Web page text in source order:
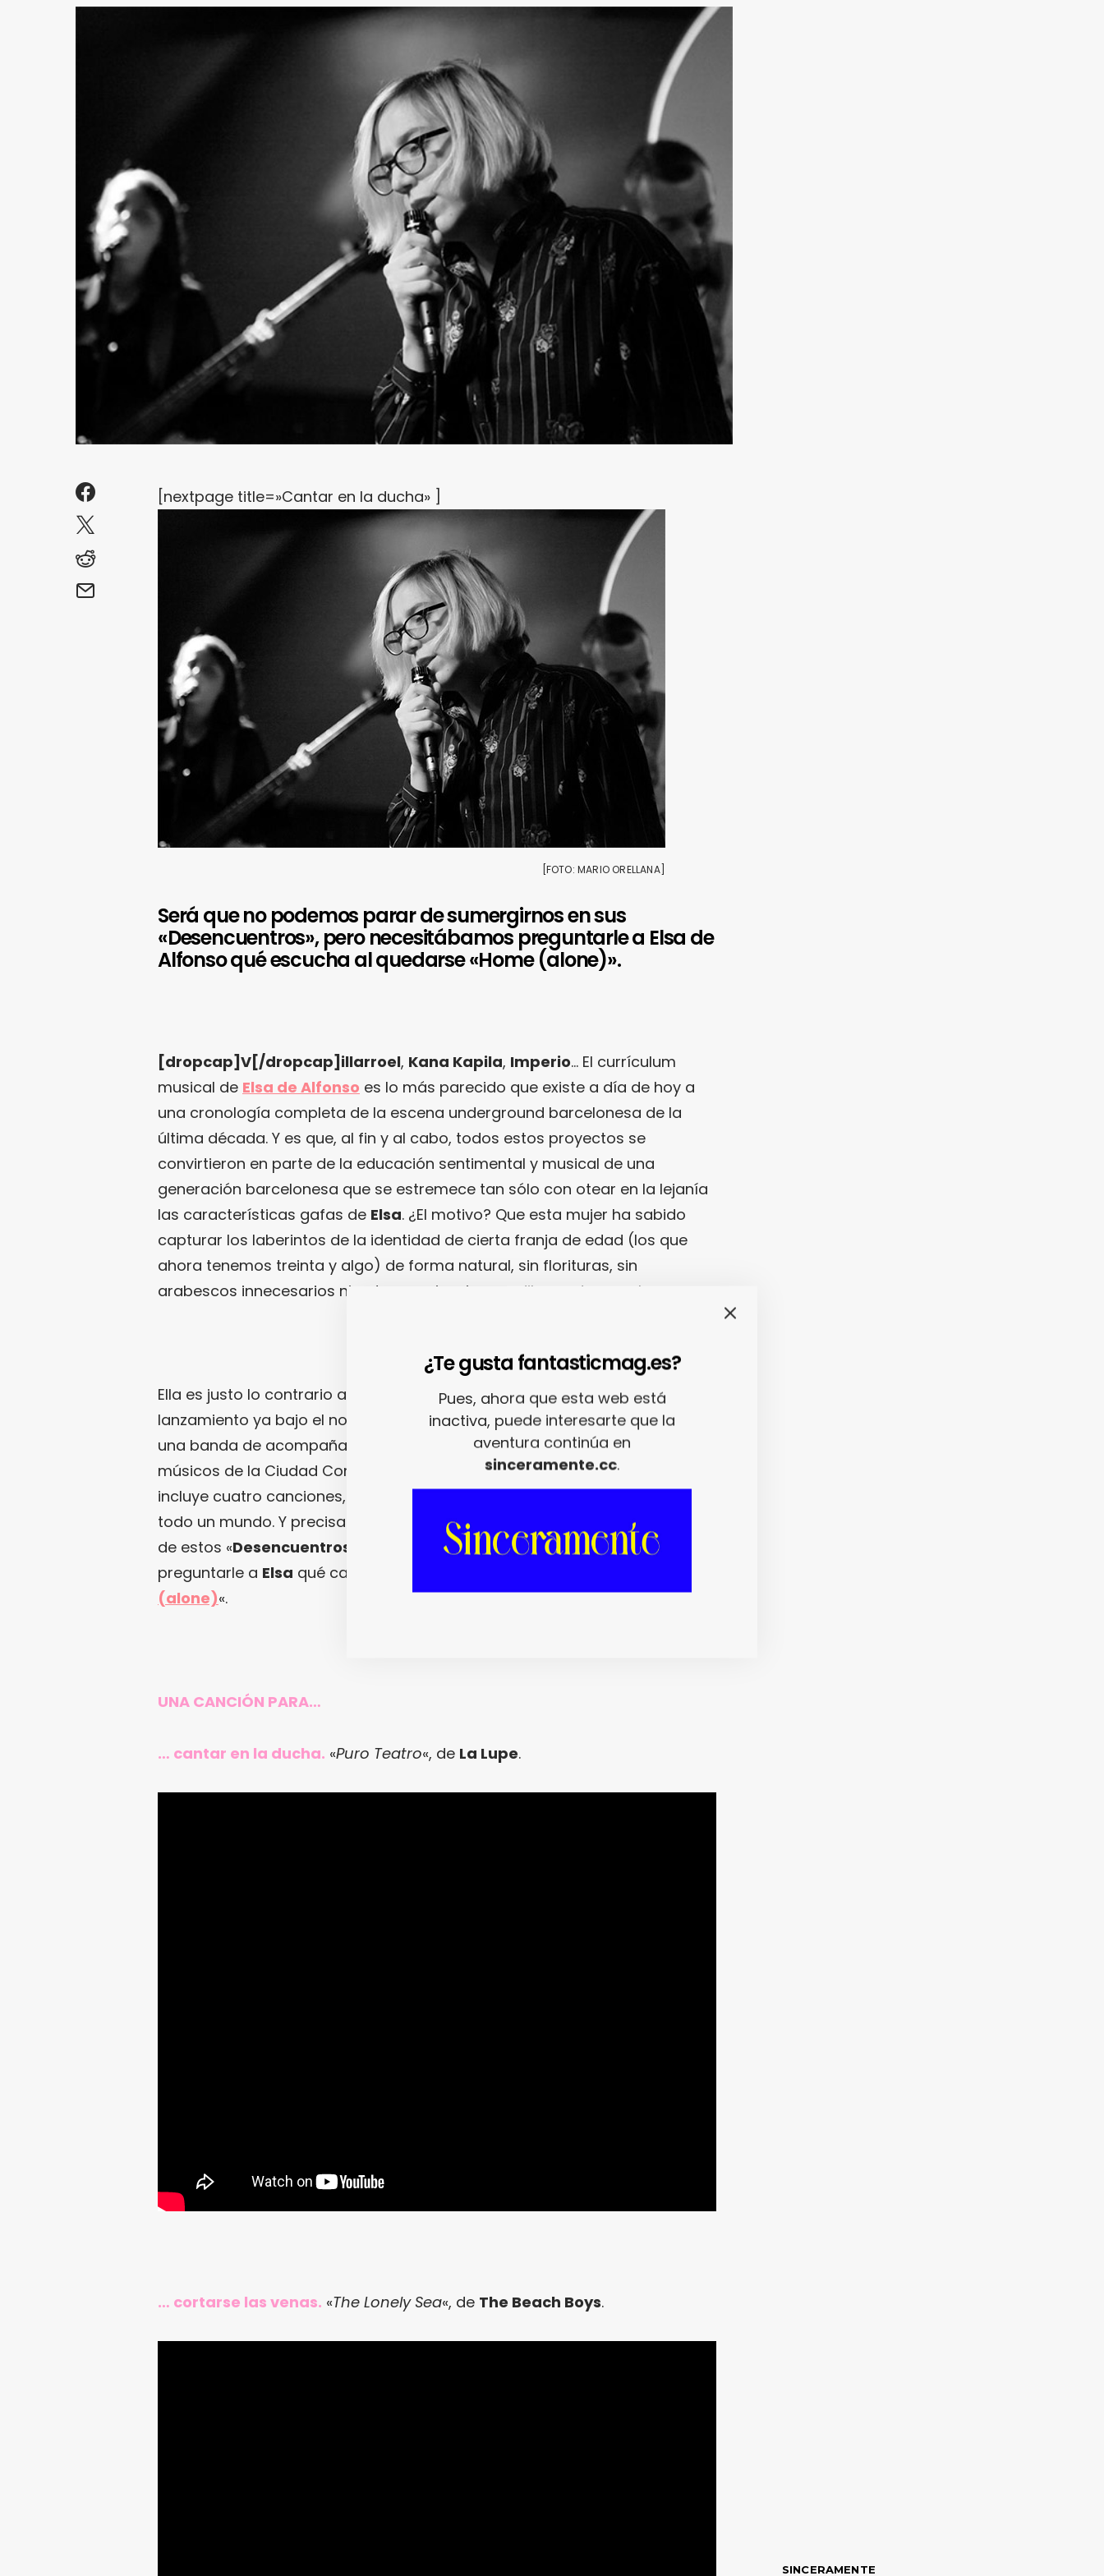
[nextpage title=»Cantar en la ducha» ]
[FOTO: MARIO ORELLANA]
Será que no podemos parar de sumergirnos en sus
«Desencuentros», pero necesitábamos preguntarle a Elsa de
Alfonso qué escucha al quedarse «Home (alone)».
[dropcap]V[/dropcap]illarroel, Kana Kapila, Imperio… El currículum
musical de Elsa de Alfonso es lo más parecido que existe a día de hoy a
una cronología completa de la escena underground barcelonesa de la
última década. Y es que, al fin y al cabo, todos estos proyectos se
convirtieron en parte de la educación sentimental y musical de una
generación barcelonesa que se estremece tan sólo con otear en la lejanía
las características gafas de Elsa. ¿El motivo? Que esta mujer ha sabido
capturar los laberintos de la identidad de cierta franja de edad (los que
ahora tenemos treinta y algo) de forma natural, sin florituras, sin
arabescos innecesarios ni autoconsciencia grandilocuente y snob.
Ella es justo lo contrario a todo eso, y así lo ha demostrado con su último
lanzamiento ya bajo el nombre de
Elsa de Alfonso y Los Prestigio(que es
una banda de acompañamiento en la que alternan algunos de los mejores
músicos de la Ciudad Condal): «
Desencuentros» (CANADA, 2014) sólo
incluye cuatro canciones, pero esas cuatro canciones tienen la riqueza de
todo un mundo. Y precisamente fascinados por la exuberancia emocional
de estos «Desencuentros
«, no hemos podido evitar la tentación de
preguntarle a Elsa qué canciones escucha cuando se queda «
(alone)«.
UNA CANCIÓN PARA…
… cantar en la ducha. «Puro Teatro«, de La Lupe.
… cortarse las venas. «The Lonely Sea«, de The Beach Boys.
SINCERAMENTE
¿Te gusta fantasticmag.es?
Pues, ahora que esta web está
inactiva, puede interesarte que la
aventura continúa en
sinceramente.cc.